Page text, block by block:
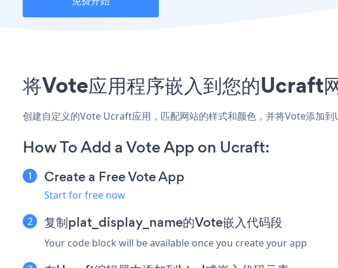
将Vote应用程序嵌入到您的Ucraft
创建自定义的Vote Ucraft应用，匹配网站的样式和颜色，并将Vote添加
How To Add a Vote App on Ucraft:
Create a Free Vote App
Start for free now
复制plat_display_name的Vote嵌入代码段
Your code block will be available once you create your app